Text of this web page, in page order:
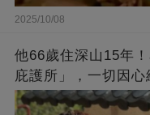
2025/10/08
他66歲住深山15年
庇護所」，一切因心